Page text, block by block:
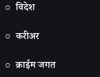
○ विदेश
○ करीअर
○ क्राईम जगत